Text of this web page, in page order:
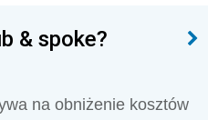
& spoke?
na obniżenie kosztów